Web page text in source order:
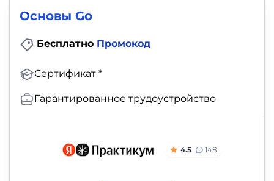
Основы Go
Бесплатно Промокод
Сертификат *
Гарантированное трудоустройство
4.5 148